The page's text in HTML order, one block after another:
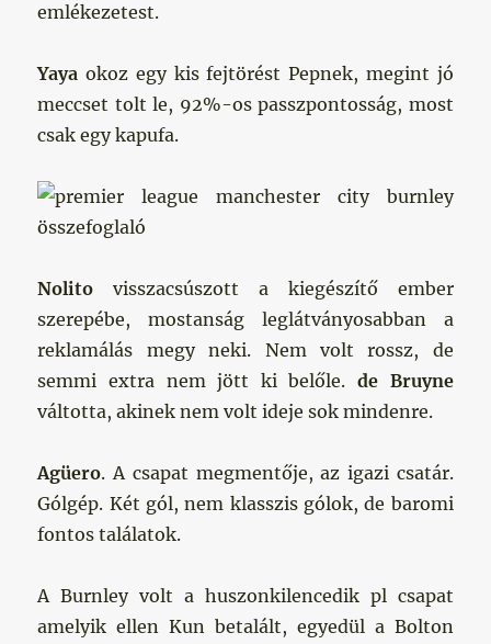
emlékezetest.
Yaya okoz egy kis fejtörést Pepnek, megint jó
meccset tolt le, 92%-os passzpontosság, most
csak egy kapufa.
Nolitovisszacsúszott a kiegészítő ember
szerepébe, mostanság leglátványosabban a
reklamálás megy neki. Nem volt rossz, de
semmi extra nem jött ki belőle. de Bruyne
váltotta, akinek nem volt ideje sok mindenre.
Agüero. A csapat megmentője, az igazi csatár.
Gólgép. Két gól, nem klasszis gólok, de baromi
fontos találatok.
A Burnley volt a huszonkilencedik pl csapat
amelyik ellen Kun betalált, egyedül a Bolton